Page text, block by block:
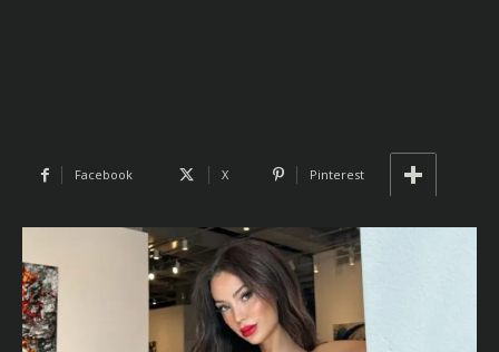
Facebook X Pinterest